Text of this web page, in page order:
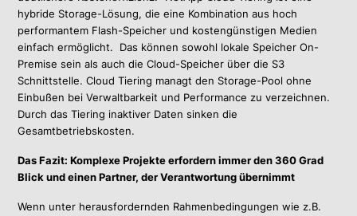
hybride Storage-Lösung, die eine Kombination aus hoch
performantem Flash-Speicher und kostengünstigen Medien
einfach ermöglicht. Das können sowohl lokale Speicher On-
Premise sein als auch die Cloud-Speicher über die S3
Schnittstelle.Cloud Tiering managt den Storage-Pool ohne
Einbußen bei Verwaltbarkeit und Performance zu verzeichnen.
Durch das Tiering inaktiver Daten sinken die
Gesamtbetriebskosten.
Das Fazit: Komplexe Projekte erfordern immer den 360 Grad
Blick und einen Partner, der Verantwortung übernimmt
Wenn unter herausfordernden Rahmenbedingungen wie z.B.